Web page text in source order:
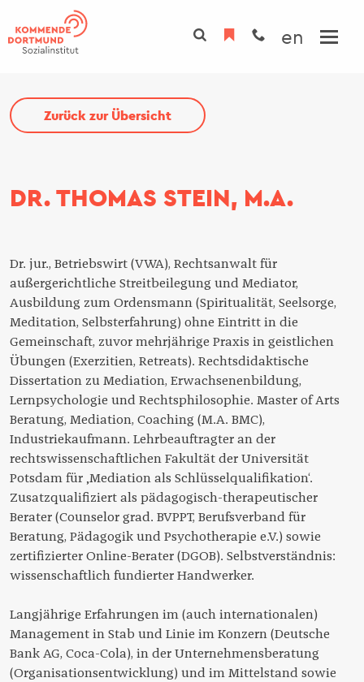
zum
Inhalt
en
INSTITUT
Team
Initiativen
Gremien
Nachhaltigkeit
TAGUNGSHAUS
Tagungsräume
Gastronomie
Spiritualität
Kunst
PROJEKTE
Zurück zur Übersicht
DR. THOMAS STEIN, M.A.
Dr. jur., Betriebswirt (VWA), Rechtsanwalt für
außergerichtliche Streitbeilegung und Mediator,
Ausbildung zum Ordensmann (Spiritualität, Seelsorge,
Meditation, Selbsterfahrung) ohne Eintritt in die
Gemeinschaft, zuvor mehrjährige Praxis in geistlichen
Übungen (Exerzitien, Retreats). Rechtsdidaktische
Dissertation zu Mediation, Erwachsenenbildung,
Lernpsychologie und Rechtsphilosophie. Master of Arts
Beratung, Mediation, Coaching (M.A. BMC),
Industriekaufmann. Lehrbeauftragter an der
rechtswissenschaftlichen Fakultät der Universität
Potsdam für ‚Mediation als Schlüsselqualifikation‘.
Zusatzqualifiziert als pädagogisch-therapeutischer
Berater (Counselor grad. BVPPT, Berufsverband für
Beratung, Pädagogik und Psychotherapie e.V.) sowie
zertifizierter Online-Berater (DGOB). Selbstverständnis:
wissenschaftlich fundierter Handwerker.
Langjährige Erfahrungen im (auch internationalen)
Management in Stab und Linie im Konzern (Deutsche
Bank AG, Coca-Cola), in der Unternehmensberatung
(Organisationsentwicklung) und im Mittelstand sowie